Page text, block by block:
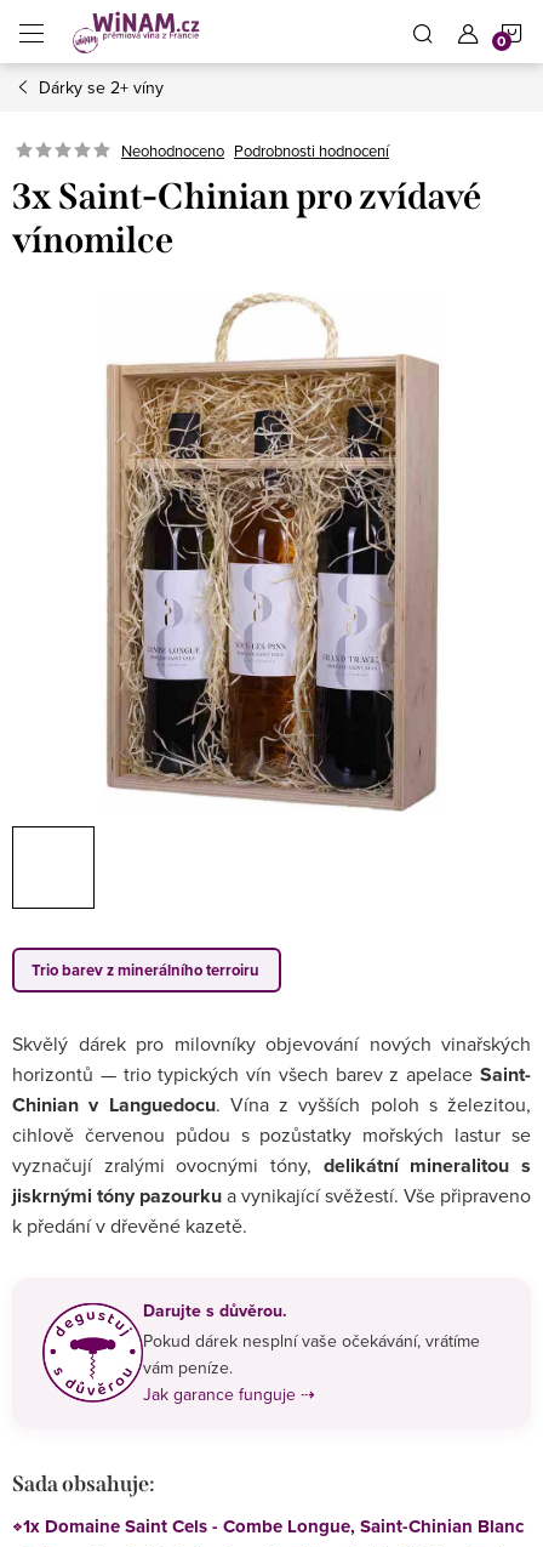
obsah
Dárky se 2+ víny
Neohodnoceno Podrobnosti hodnocení
3x Saint-Chinian pro zvídavé
vínomilce
Trio barev z minerálního terroiru
Skvělý dárek pro milovníky objevování nových vinařských
horizontů — trio typických vín všech barev z apelace Saint-
Chinian v Languedocu. Vína z vyšších poloh s železitou,
cihlově červenou půdou s pozůstatky mořských lastur se
vyznačují zralými ovocnými tóny, delikátní mineralitou s
jiskrnými tóny pazourkua vynikající svěžestí. Vše připraveno
k předání v dřevěné kazetě.
Darujte s důvěrou.
Pokud dárek nesplní vaše očekávání, vrátíme
vám peníze.
Jak garance funguje ⇢
Sada obsahuje:
1x Domaine Saint Cels - Combe Longue, Saint-Chinian Blanc